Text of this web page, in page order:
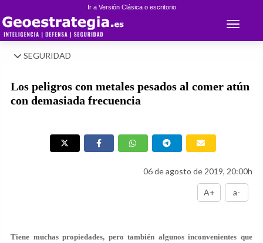
Ir a Versión Clásica o escritorio
Toggle
SEGURIDAD
Los peligros con metales pesados al comer atún
con demasiada frecuencia
06 de agosto de 2019, 20:00h
A+ a-
Tiene muchas propiedades, pero también algunos inconvenientes que